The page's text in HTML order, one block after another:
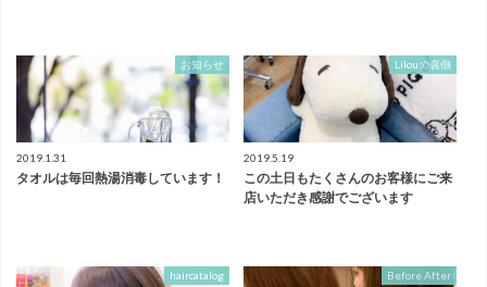
お知らせ
2019.1.31
タオルは毎回熱湯消毒しています！
Lilouの裏側
2019.5.19
この土日もたくさんのお客様にご来
店いただき感謝でございます
haircatalog Before After